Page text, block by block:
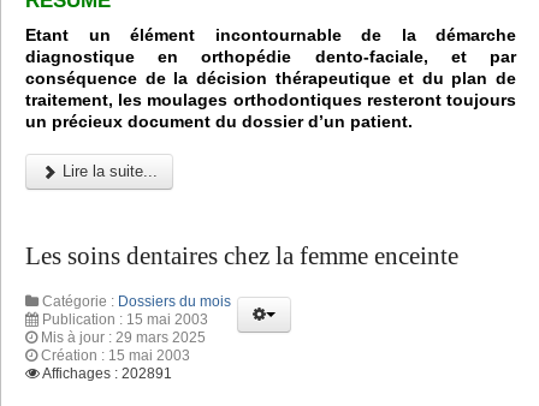
Etant un élément incontournable de la démarche
diagnostique en orthopédie dento-faciale, et par
conséquence de la décision thérapeutique et du plan de
traitement, les moulages orthodontiques resteront toujours
un précieux document du dossier d’un patient.
Lire la suite...
Les soins dentaires chez la femme enceinte
Catégorie : Dossiers du mois
Publication : 15 mai 2003
Mis à jour : 29 mars 2025
Création : 15 mai 2003
Affichages : 202891